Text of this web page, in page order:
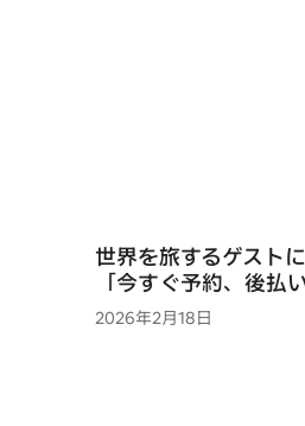
世界を旅するゲスト
「今すぐ予約、後払
2026年2月18日